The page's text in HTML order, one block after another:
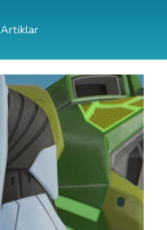
Artiklar